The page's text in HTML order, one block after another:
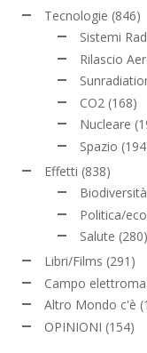
Tecnologie (846)
Sistemi
Rilascio
CO2 (168)
Nucleare
Spazio
Effetti (838)
Biodiversità
Politica/
Salute (280)
Libri/Films (291)
Campo
Altro Mondo c'è
OPINIONI (154)